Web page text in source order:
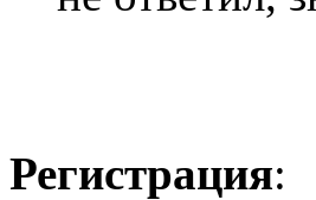
Регистрация: